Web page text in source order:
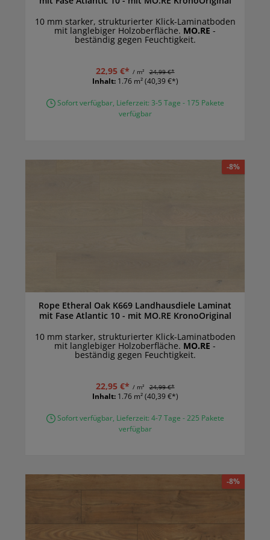
10 mm starker, strukturierter Klick-Laminatboden
mit langlebiger Holzoberfläche. MO.RE -
beständig gegen Feuchtigkeit.
22,95 €* / m² 24,99 €*
Inhalt: 1.76 m²(40,39 €*)
Sofort verfügbar, Lieferzeit: 3-5 Tage - 175 Pakete
verfügbar
-8%
Rope Etheral Oak K669 Landhausdiele Laminat
mit Fase Atlantic 10 - mit MO.RE KronoOriginal
10 mm starker, strukturierter Klick-Laminatboden
mit langlebiger Holzoberfläche. MO.RE -
beständig gegen Feuchtigkeit.
22,95 €* / m² 24,99 €*
Inhalt: 1.76 m²(40,39 €*)
Sofort verfügbar, Lieferzeit: 4-7 Tage - 225 Pakete
verfügbar
-8%